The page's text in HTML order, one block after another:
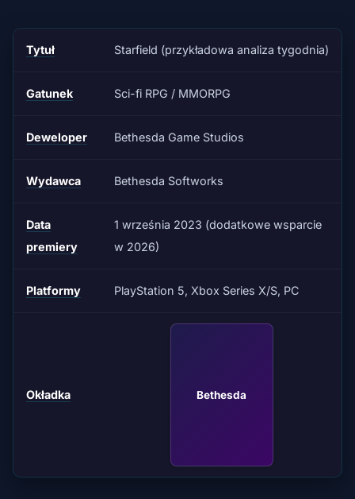
Tytuł Starfield (przykładowa analiza tygodnia)
Gatunek Sci-fi RPG / MMORPG
Deweloper Bethesda Game Studios
Wydawca Bethesda Softworks
Data
premiery
1 września 2023 (dodatkowe wsparcie
w 2026)
Platformy PlayStation 5, Xbox Series X/S, PC
Okładka Bethesda